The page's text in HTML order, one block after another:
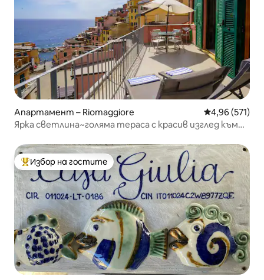
Апартамент – Riomaggiore Средна
4,96 (571)
Ярка светлина~голяма тераса с красив изглед към
Най-популярен избор на гостите
Избор на гостите